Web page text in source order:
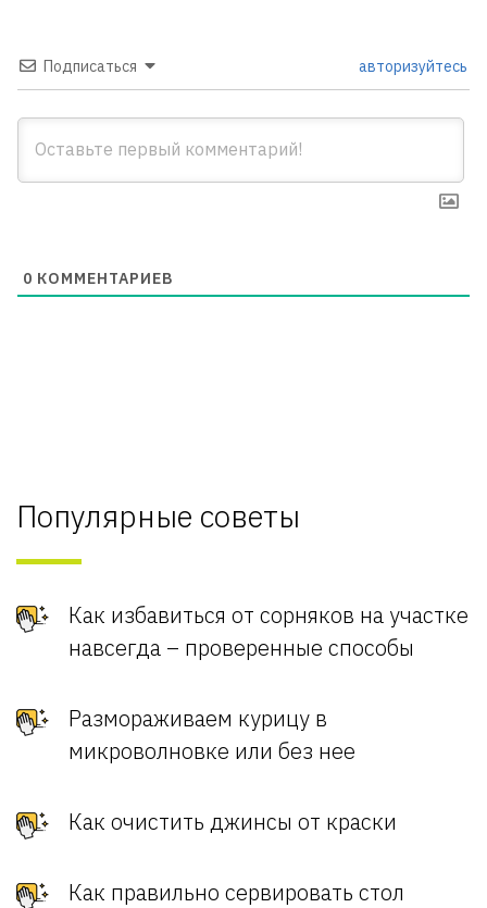
Подписаться авторизуйтесь
0 КОММЕНТАРИЕВ
Популярные советы
Как избавиться от сорняков на участке
навсегда – проверенные способы
Размораживаем курицу в
микроволновке или без нее
Как очистить джинсы от краски
Как правильно сервировать стол